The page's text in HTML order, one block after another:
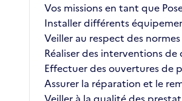
Vos missions en tant que
Installer différents
Veiller au respect des
Réaliser des interventions de
Effectuer des ouvertures de
Assurer la réparation et le